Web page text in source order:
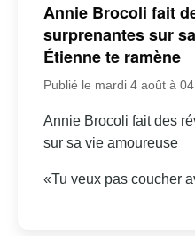
Annie Brocoli fait
surprenantes sur
Étienne te ramène
Publié le mardi 4 août à
Annie Brocoli fait des
sur sa vie amoureuse
«Tu veux pas coucher